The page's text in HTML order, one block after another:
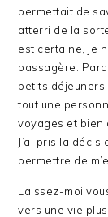
permettait de
atterri de la
est certaine, je
passagère.
petits
tout une
voyages et bien
J’ai pris la
permettre de
Laissez-moi
vers une vie